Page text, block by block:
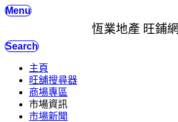
Menu
恆業地產 旺鋪網
Search
主頁
旺舖搜尋器
商場專區
市場資訊
市場新聞